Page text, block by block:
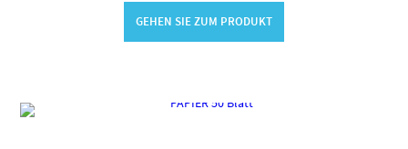
GEHEN SIE ZUM PRODUKT